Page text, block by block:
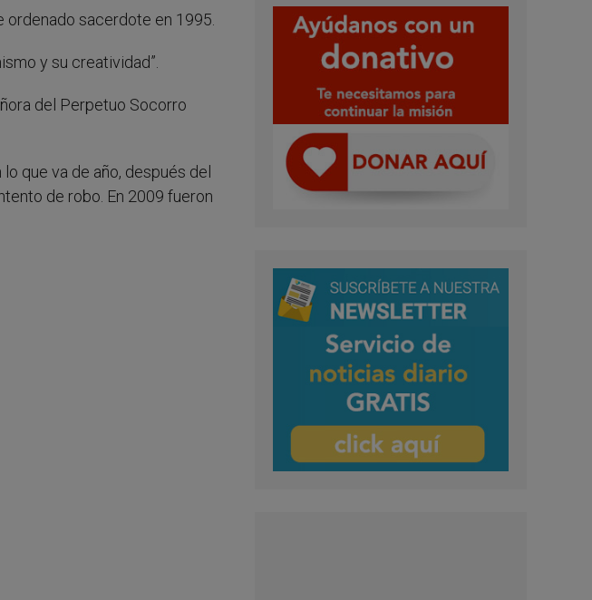
ordenado sacerdote en 1995.
y su creatividad”.
del Perpetuo Socorro
que va de año, después del
de robo. En 2009 fueron